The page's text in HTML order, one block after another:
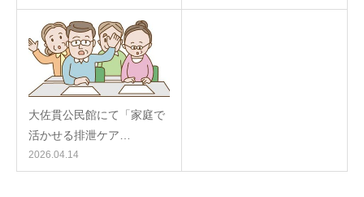
大佐貫公民館にて「家庭で
活かせる排泄ケア…
2026.04.14